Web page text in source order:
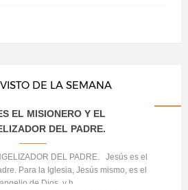
DE LA SEMANA
EL MISIONERO Y EL
DEL PADRE.
DEL PADRE. Jesús es el
Para la Iglesia, Jesús mismo, es el
de Dios, y h...